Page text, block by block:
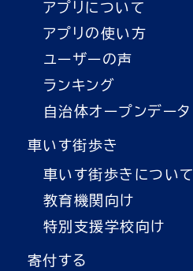
アプリについて
アプリの使い方
ユーザーの声
ランキング
自治体オープンデータ
車いす街歩き
車いす街歩きについて
教育機関向け
特別支援学校向け
寄付する